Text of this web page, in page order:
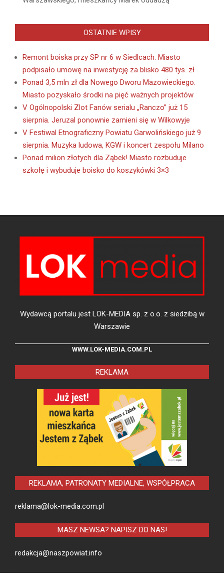
OSTATNIE WPISY
Remont boiska przy SP nr 6 w Siedlcach. Miasto
podpisało umowę na inwestycję za blisko 480 tys. zł
Ponad 3,5 mln zł dla Nowego Dworu Mazowieckiego.
Miasto pozyskało środki na pięć ważnych projektów
V Ogólnopolski Zlot Fanów serialu „Ranczo” już 15
sierpnia. Jeruzal ponownie zamieni się w Wilkowyje
V Festiwal Etnograficzny Powiatu Garwolińskiego już 9
sierpnia. Muzyka ludowa, KGW i koncert zespołu Milano
Ponad milion złotych dla Ząbek! Miasto rozbuduje
szkołę i wybuduje boisko do koszykówki 3×3
Wydawcą portalu jest LOK-MEDIA sp. z o.o. z siedzibą w
Warszawie
WWW.LOK-MEDIA.COM.PL
REKLAMA
REKLAMA, PATRONATY MEDIALNE, WSPÓŁPRACA
reklama@lok-media.com.pl
MASZ NEWSA? NAPISZ DO NAS!
redakcja@naszpowiat.info